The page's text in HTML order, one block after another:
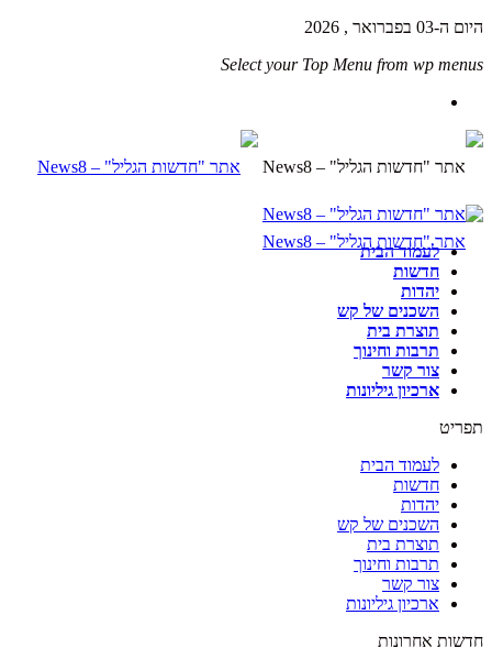
היום ה-03 בפברואר , 2026
Select your Top Menu from wp menus
לעמוד הבית
חדשות
יהדות
השכנים של קש
תוצרת בית
תרבות וחינוך
צור קשר
ארכיון גיליונות
תפריט
לעמוד הבית
חדשות
יהדות
השכנים של קש
תוצרת בית
תרבות וחינוך
צור קשר
ארכיון גיליונות
חדשות אחרונות